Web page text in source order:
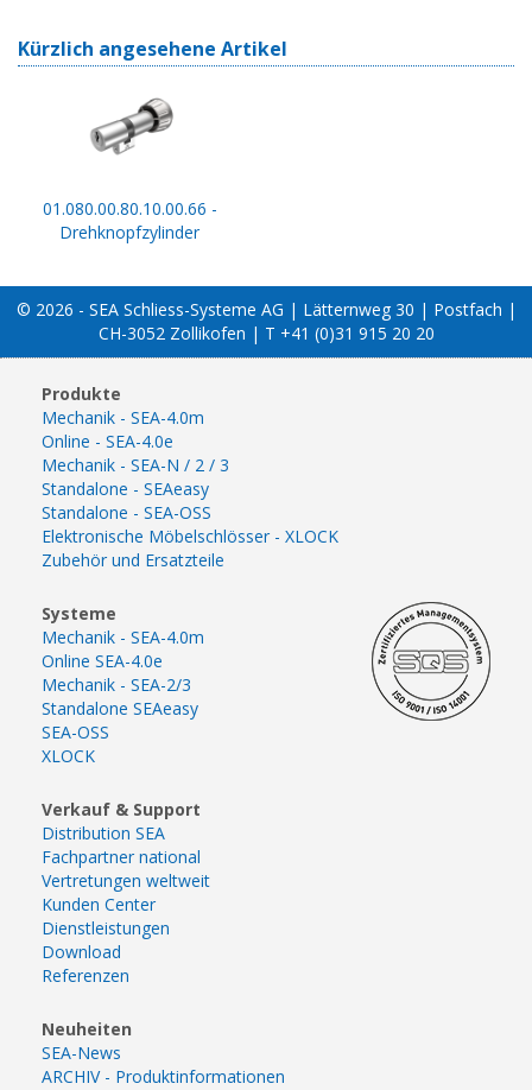
Kürzlich angesehene Artikel
01.080.00.80.10.00.66 -
Drehknopfzylinder
© 2026 - SEA Schliess-Systeme AG | Lätternweg 30 | Postfach |
CH-3052 Zollikofen | T +41 (0)31 915 20 20
Produkte
Mechanik - SEA-4.0m
Online - SEA-4.0e
Mechanik - SEA-N / 2 / 3
Standalone - SEAeasy
Standalone - SEA-OSS
Elektronische Möbelschlösser - XLOCK
Zubehör und Ersatzteile
Systeme
Mechanik - SEA-4.0m
Online SEA-4.0e
Mechanik - SEA-2/3
Standalone SEAeasy
SEA-OSS
XLOCK
Verkauf & Support
Distribution SEA
Fachpartner national
Vertretungen weltweit
Kunden Center
Dienstleistungen
Download
Referenzen
Neuheiten
SEA-News
ARCHIV - Produktinformationen